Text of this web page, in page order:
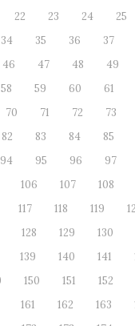
22 23 24 25
34 35 36 37
46 47 48 49
58 59 60 61
70 71 72 73
82 83 84 85
94 95 96 97
106 107 108
117 118 119
128 129 130
139 140 141
150 151 152
161 162 163